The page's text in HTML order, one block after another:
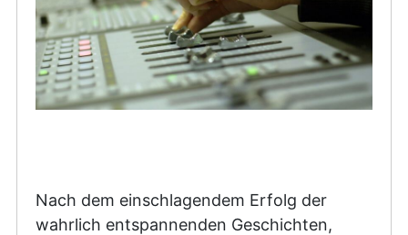
Nach dem einschlagendem Erfolg der
wahrlich entspannenden Geschichten,